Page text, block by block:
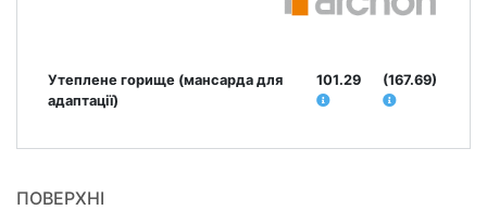
Утеплене горище (мансарда для
адаптації)
101.29 (167.69)
ПОВЕРХНІ